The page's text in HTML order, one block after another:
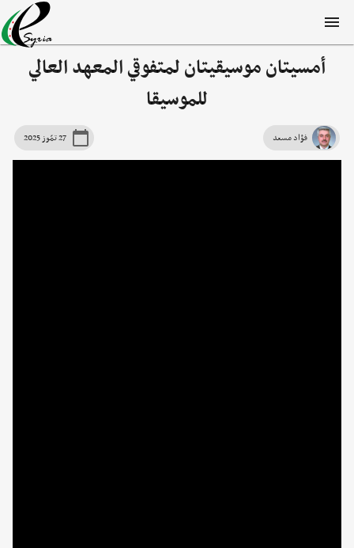
أمسيتان موسيقيتان لمتفوقي المعهد العالي
للموسيقا
فؤاد مسعد 27 تمّوز 2025